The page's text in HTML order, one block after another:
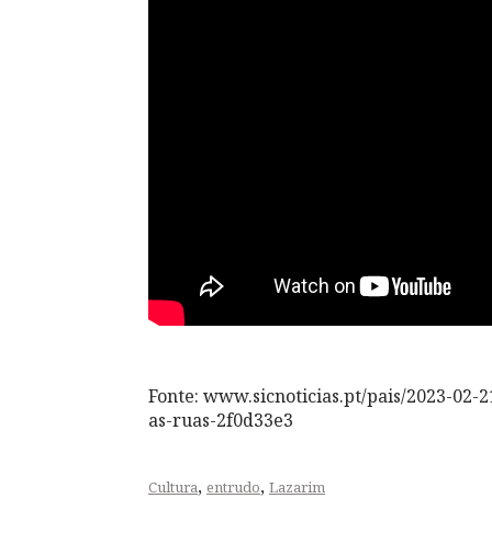
Fonte: www.sicnoticias.pt/pais/2023-
as-ruas-2f0d33e3
Cultura, entrudo, Lazarim